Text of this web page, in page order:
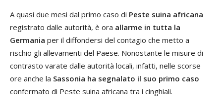
A quasi due mesi dal primo caso di Peste suina africana
registrato dalle autorità, è ora allarme in tutta la
Germania per il diffondersi del contagio che metto a
rischio gli allevamenti del Paese. Nonostante le misure di
contrasto varate dalle autorità locali, infatti, nelle scorse
ore anche la Sassonia ha segnalato il suo primo caso
confermato di Peste suina africana tra i cinghiali.